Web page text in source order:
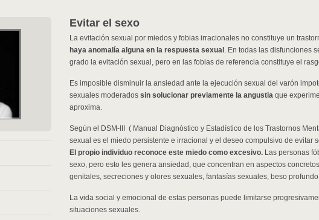
Evitar el sexo
La evitación sexual por miedos y fobias irracionales no constituye un
haya anomalía alguna en la respuesta sexual . En todas las disfunciones
grado la evitación sexual, pero en las fobias de referencia constituye el
Es imposible disminuir la ansiedad ante la ejecución sexual del varón
sexuales moderados sin solucionar previamente la angustia que
aproxima.
Según el DSM-III ( Manual Diagnóstico y Estadístico de los Trastornos
sexual es el miedo persistente e irracional y el deseo compulsivo de evitar
El propio individuo reconoce este miedo como excesivo. Las personas
sexo, pero esto les genera ansiedad, que concentran en aspectos
genitales, secreciones y olores sexuales, fantasías sexuales, beso
La vida social y emocional de estas personas puede limitarse
situaciones sexuales.